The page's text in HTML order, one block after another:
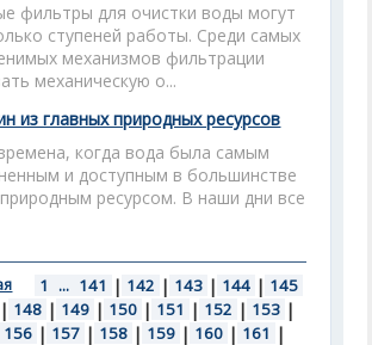
фильтры для очистки воды могут
ступеней работы. Среди самых
механизмов фильтрации
механическую о...
из главных природных ресурсов
когда вода была самым
и доступным в большинстве
ресурсом. В наши дни все
1 ... 141 | 142 | 143 | 144 | 145
| 148 | 149 | 150 | 151 | 152 | 153 |
156 | 157 | 158 | 159 | 160 | 161 |